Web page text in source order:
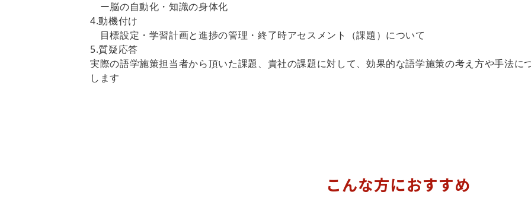
ー脳の自動化・知識の身体化
4.動機付け
目標設定・学習計画と進捗の管理・終了時アセスメント（課題）について
5.質疑応答
実際の語学施策担当者から頂いた課題、貴社の課題に対して、効果的な語学施策の考え方や手法に
します
こんな方におすすめ